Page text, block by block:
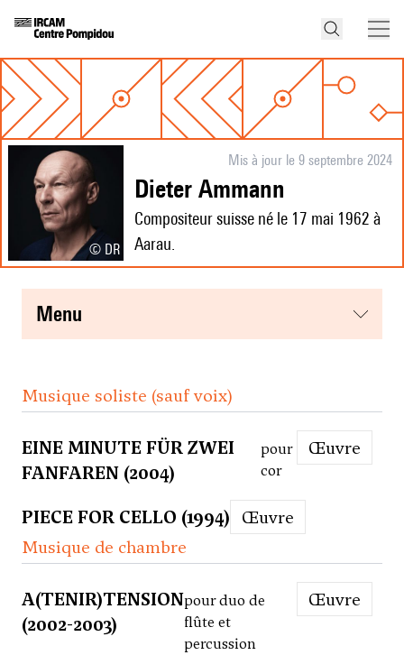
© DR
Mis à jour le 9 septembre 2024
Dieter Ammann
Compositeur suisse né le 17 mai 1962 à
Aarau.
menu
Musique soliste (sauf voix)
EINE MINUTE FÜR ZWEI
FANFAREN (2004)
pour
cor
Œuvre
PIECE FOR CELLO (1994)
Œuvre
Musique de chambre
A(TENIR)TENSION
(2002-2003)
pour duo de
flûte et
percussion
Œuvre